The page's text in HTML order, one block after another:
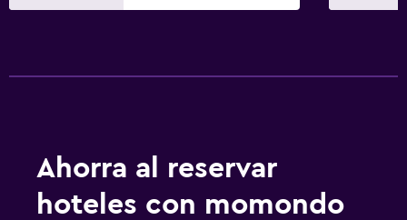
Ahorra al reservar
hoteles con momondo